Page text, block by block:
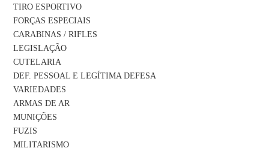
TIRO ESPORTIVO
FORÇAS ESPECIAIS
CARABINAS / RIFLES
LEGISLAÇÃO
CUTELARIA
DEF. PESSOAL E LEGÍTIMA DEFESA
VARIEDADES
ARMAS DE AR
MUNIÇÕES
FUZIS
MILITARISMO